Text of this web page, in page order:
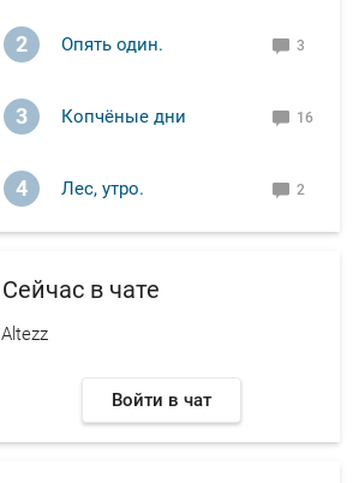
2 Опять один. 3
3 Копчёные дни 16
4 Лес, утро. 2
Сейчас в чате
Altezz
Войти в чат